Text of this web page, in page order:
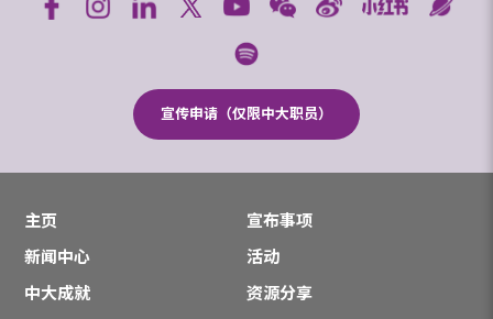
宣传申请（仅限中大职员）
主页
宣布事项
新闻中心
活动
中大成就
资源分享